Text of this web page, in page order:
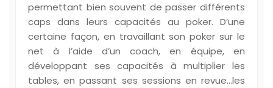
permettant bien souvent de passer différents
caps dans leurs capacités au poker. D’une
certaine façon, en travaillant son poker sur le
net à l’aide d’un coach, en équipe, en
développant ses capacités à multiplier les
tables, en passant ses sessions en revue…les